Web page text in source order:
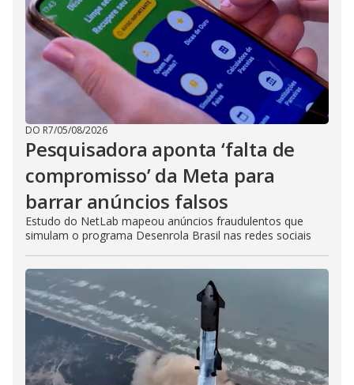
DO R7/05/08/2026
Pesquisadora aponta ‘falta de
compromisso’ da Meta para
barrar anúncios falsos
Estudo do NetLab mapeou anúncios fraudulentos que
simulam o programa Desenrola Brasil nas redes sociais